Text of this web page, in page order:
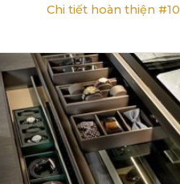
Chi tiết hoàn thiện #10